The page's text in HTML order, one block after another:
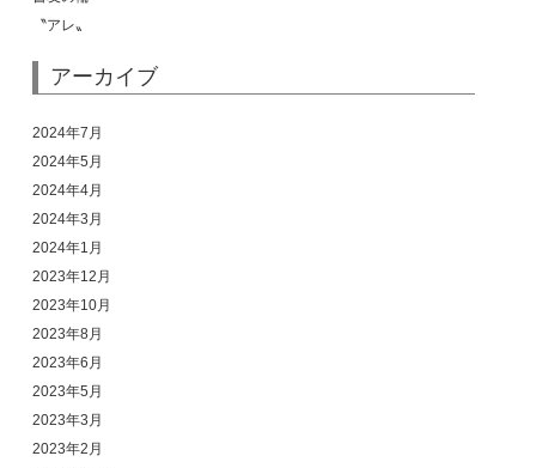
〝アレ〟
アーカイブ
2024年7月
2024年5月
2024年4月
2024年3月
2024年1月
2023年12月
2023年10月
2023年8月
2023年6月
2023年5月
2023年3月
2023年2月